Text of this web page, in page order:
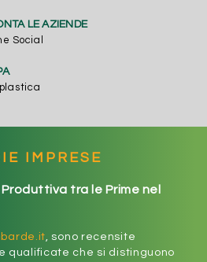
LE AZIENDE
Social
IMPRESE
tra le Prime nel
, sono recensite
qualificate che si distinguono